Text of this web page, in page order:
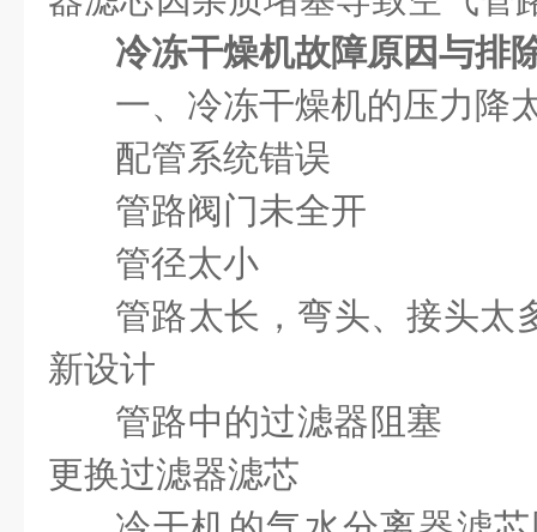
冷冻干燥机故障原因与排
一、冷冻干燥机的压力降
配管系统错误
管路阀门未全开
管径太小 管
管路太长，弯头、接头
新设计
管路中的过滤器阻
更换过滤器滤芯